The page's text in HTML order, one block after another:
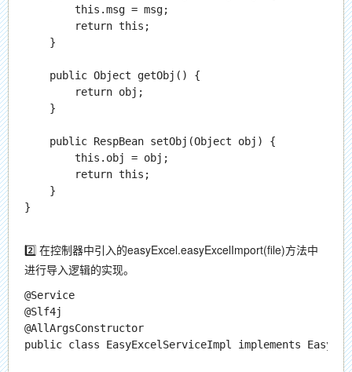
        this.msg = msg;
        return this;
    }
    public Object getObj() {
        return obj;
    }
    public RespBean setObj(Object obj) {
        this.obj = obj;
        return this;
    }
}
2️⃣ 在控制器中引入的easyExcel.easyExcelImport(file)方法中
进行导入逻辑的实现。
@Service
@Slf4j
@AllArgsConstructor
public class EasyExcelServiceImpl implements